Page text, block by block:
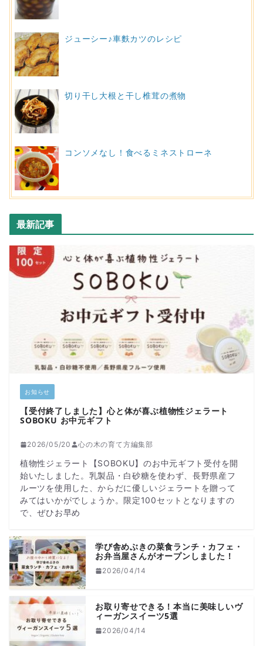
ジューシー♪車麩カツのレシピ
切り干し大根と干し椎茸の煮物
コンソメなし！食べるミネストローネ
最新記事
お知らせ
【受付終了しました】心と体が喜ぶ植物性ジェラート
SOBOKU お中元ギフト
2026/05/20 心の木の育て方編集部
植物性ジェラート【SOBOKU】のお中元ギフト受付を開
始いたしました。乳製品・白砂糖を使わず、長野県産フ
ルーツを使用した、からだに優しいジェラートを贈って
みてはいかがでしょうか。限定100セットとなりますの
で、ぜひお早め
学び舎めぶきの菜食ランチ・カフェ・
お弁当屋さんがオープンしました！
2026/04/14
お取り寄せできる！本当に美味しいヴ
ィーガンスイーツ5選
2026/04/14